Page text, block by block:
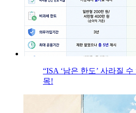
“ISA ‘남은 한도’ 사라질
목!